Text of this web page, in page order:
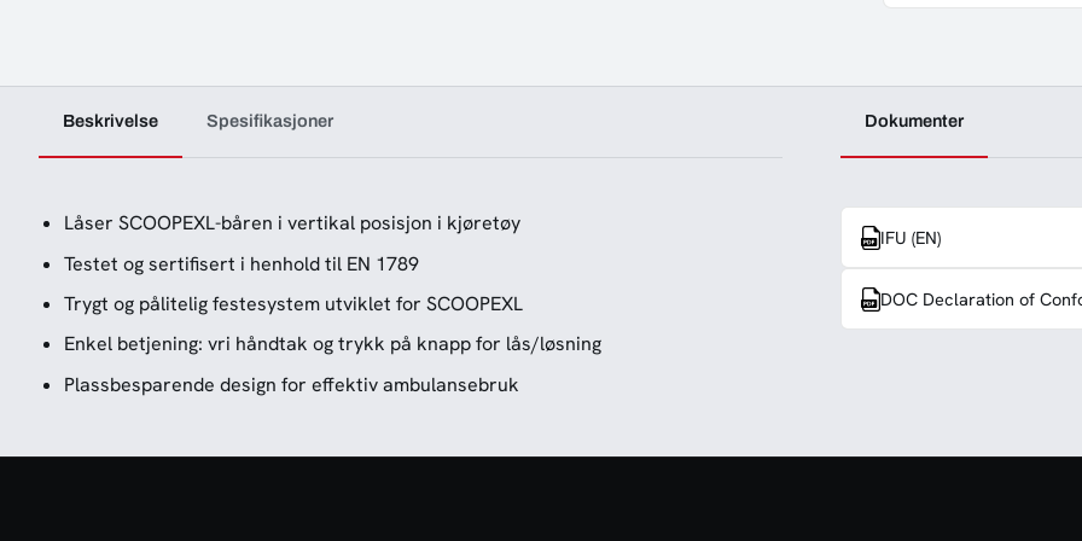
Beskrivelse Spesifikasjoner
Låser SCOOPEXL-båren i vertikal posisjon i kjøretøy
Testet og sertifisert i henhold til EN 1789
Trygt og pålitelig festesystem utviklet for SCOOPEXL
Enkel betjening: vri håndtak og trykk på knapp for lås/løsning
Plassbesparende design for effektiv ambulansebruk
Dokumenter
IFU (EN)
DOC Declaration of